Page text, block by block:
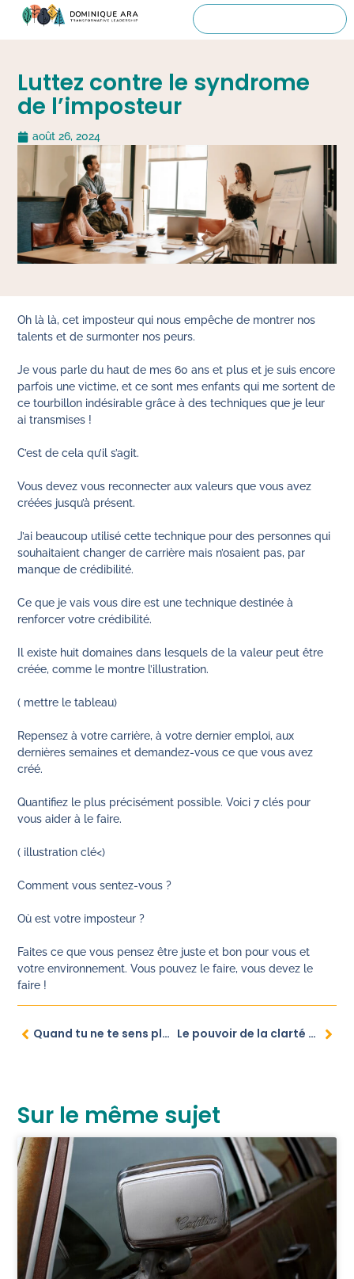
Luttez contre le syndrome
de l’imposteur
août 26, 2024
Oh là là, cet imposteur qui nous empêche de montrer nos
talents et de surmonter nos peurs.
Je vous parle du haut de mes 60 ans et plus et je suis encore
parfois une victime, et ce sont mes enfants qui me sortent de
ce tourbillon indésirable grâce à des techniques que je leur
ai transmises !
C’est de cela qu’il s’agit.
Vous devez vous reconnecter aux valeurs que vous avez
créées jusqu’à présent.
J’ai beaucoup utilisé cette technique pour des personnes qui
souhaitaient changer de carrière mais n’osaient pas, par
manque de crédibilité.
Ce que je vais vous dire est une technique destinée à
renforcer votre crédibilité.
Il existe huit domaines dans lesquels de la valeur peut être
créée, comme le montre l’illustration.
( mettre le tableau)
Repensez à votre carrière, à votre dernier emploi, aux
dernières semaines et demandez-vous ce que vous avez
créé.
Quantifiez le plus précisément possible. Voici 7 clés pour
vous aider à le faire.
( illustration clé<)
Comment vous sentez-vous ?
Où est votre imposteur ?
Faites ce que vous pensez être juste et bon pour vous et
votre environnement. Vous pouvez le faire, vous devez le
faire !
Quand tu ne te sens plus reconnue au travail , comment raviver ta confiance et ton éclat Le pouvoir de la clarté dans un monde incertain
Sur le même sujet